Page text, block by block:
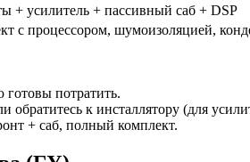
+ усилитель + пассивный саб + DSP
с процессором, шумоизоляцией,
потратить.
обратитесь к инсталлятору (для
+ саб, полный комплект.